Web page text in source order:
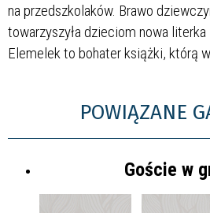
na przedszkolaków. Brawo
towarzyszyła dzieciom nowa literka
Elemelek to bohater książki, którą
POWIĄZANE
Goście w